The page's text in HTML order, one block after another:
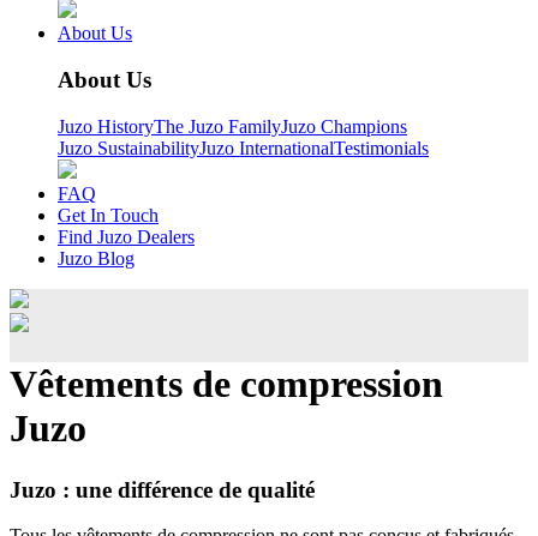
About Us
About Us
Juzo HistoryThe Juzo FamilyJuzo Champions
Juzo SustainabilityJuzo InternationalTestimonials
FAQ
Get In Touch
Find Juzo Dealers
Juzo Blog
Vêtements de compression
Juzo
Juzo : une différence de qualité